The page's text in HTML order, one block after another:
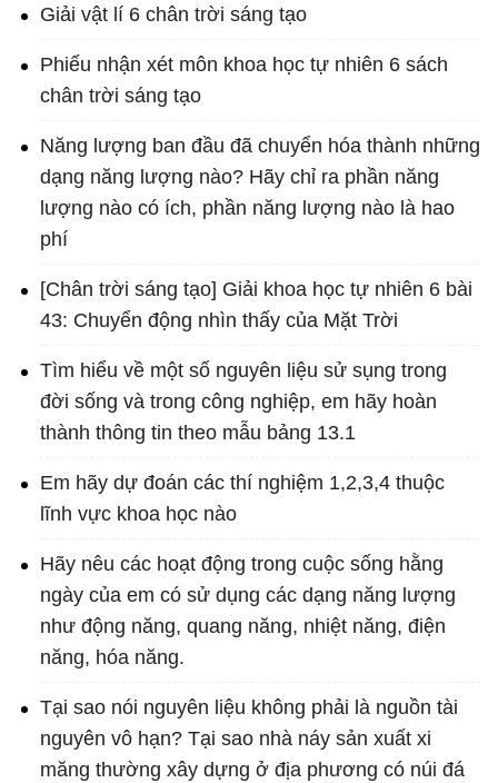
Giải vật lí 6 chân trời sáng tạo
Phiếu nhận xét môn khoa học tự nhiên 6 sách
chân trời sáng tạo
Năng lượng ban đầu đã chuyển hóa thành những
dạng năng lượng nào? Hãy chỉ ra phần năng
lượng nào có ích, phần năng lượng nào là hao
phí
[Chân trời sáng tạo] Giải khoa học tự nhiên 6 bài
43: Chuyển động nhìn thấy của Mặt Trời
Tìm hiểu về một số nguyên liệu sử sụng trong
đời sống và trong công nghiệp, em hãy hoàn
thành thông tin theo mẫu bảng 13.1
Em hãy dự đoán các thí nghiệm 1,2,3,4 thuộc
lĩnh vực khoa học nào
Hãy nêu các hoạt động trong cuộc sống hằng
ngày của em có sử dụng các dạng năng lượng
như động năng, quang năng, nhiệt năng, điện
năng, hóa năng.
Tại sao nói nguyên liệu không phải là nguồn tài
nguyên vô hạn? Tại sao nhà náy sản xuất xi
măng thường xây dựng ở địa phương có núi đá